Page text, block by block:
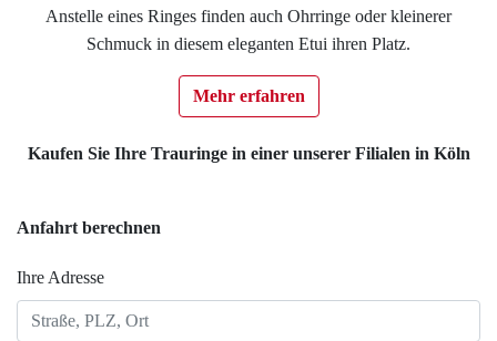
Anstelle eines Ringes finden auch Ohrringe oder kleinerer
Schmuck in diesem eleganten Etui ihren Platz.
Mehr erfahren
Kaufen Sie Ihre Trauringe in einer unserer Filialen in Köln
Anfahrt berechnen
Ihre Adresse